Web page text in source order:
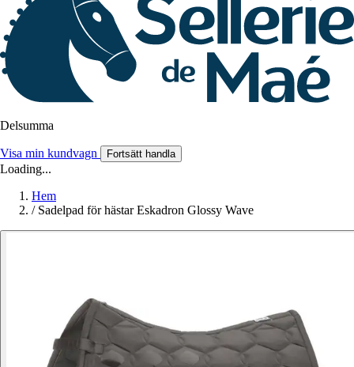
Delsumma
Visa min kundvagn Fortsätt handla
Loading...
Hem
/ Sadelpad för hästar Eskadron Glossy Wave